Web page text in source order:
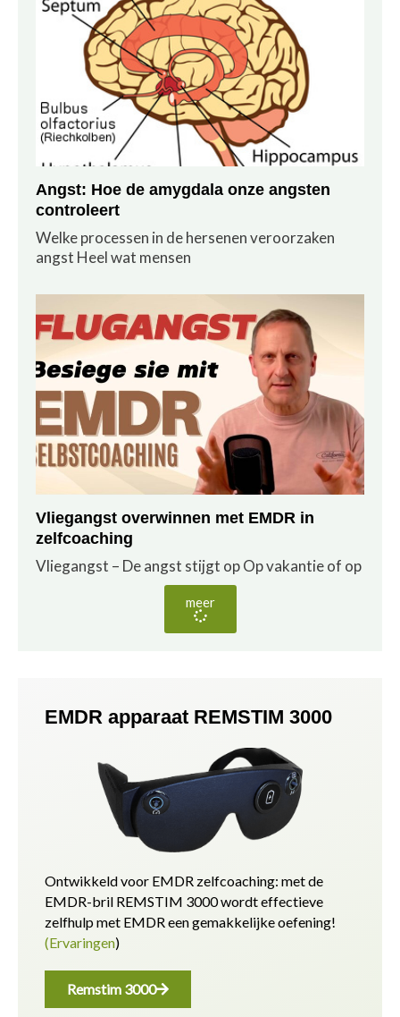
Angst: Hoe de amygdala onze angsten
controleert
Welke processen in de hersenen veroorzaken
angst Heel wat mensen
Vliegangst overwinnen met EMDR in
zelfcoaching
Vliegangst – De angst stijgt op Op vakantie of op
meer
EMDR apparaat REMSTIM 3000
Ontwikkeld voor EMDR zelfcoaching: met de
EMDR-bril REMSTIM 3000 wordt effectieve
zelfhulp met EMDR een gemakkelijke oefening!
(Ervaringen)
Remstim 3000